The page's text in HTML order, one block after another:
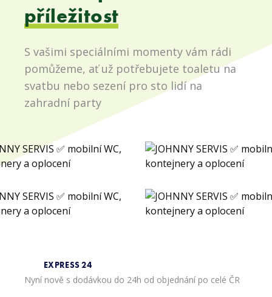
EXPRESS 24
Nyní nově s dodávkou do 24h od objednání po celé ČR
příležitost
S vašimi speciálními momenty vám rádi
pomůžeme, ať už potřebujete toaletu na
svatbu nebo sezení pro sto lidí na
zahradní party